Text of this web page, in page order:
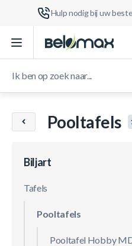
Hulp nodig bij uw
Ga naar de inhoud
Pooltafels
Biljart
Tafels
Pooltafels
Pooltafel Hobby